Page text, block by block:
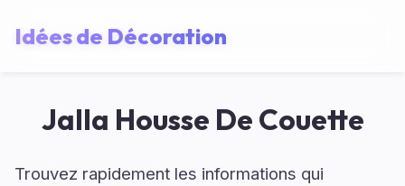
Idées de Décoration
Jalla Housse De Couette
Trouvez rapidement les informations qui